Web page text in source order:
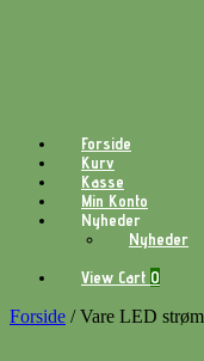
Forside
Kurv
Kasse
Min Konto
Nyheder
Nyheder
View
cart
View Cart 0
Forside / Vare LED